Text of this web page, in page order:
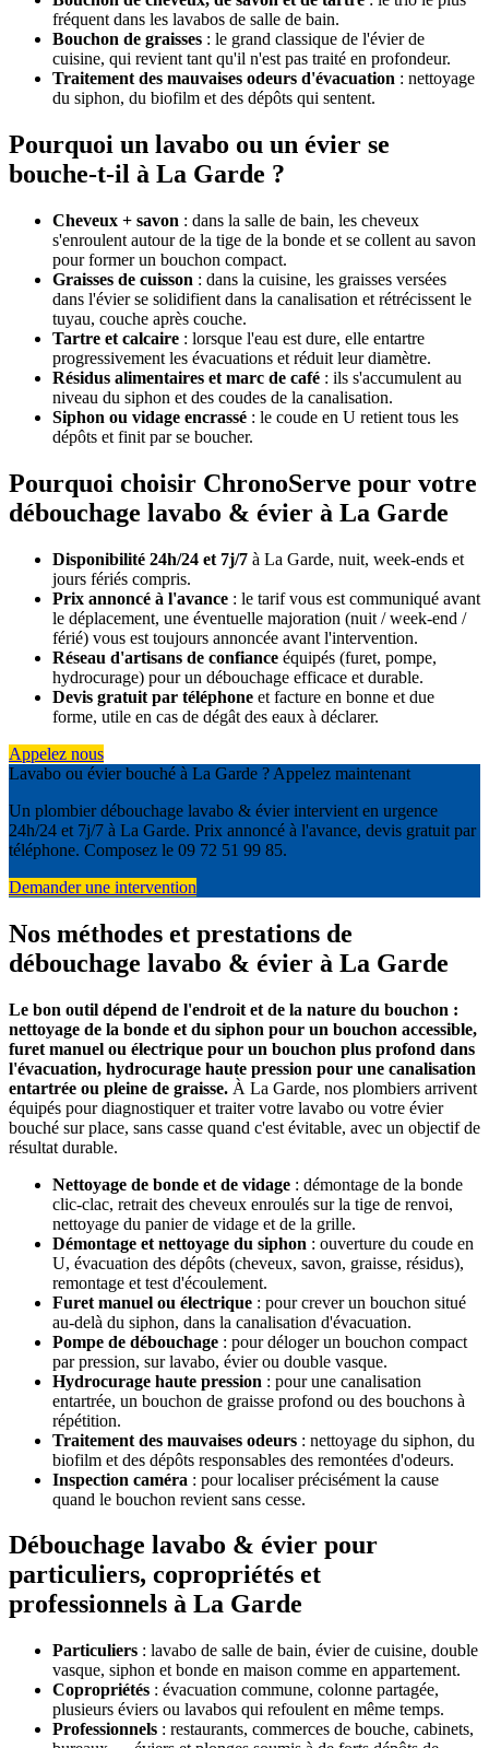
fréquent dans les lavabos de salle de bain.
Bouchon de graisses : le grand classique de l'évier de
cuisine, qui revient tant qu'il n'est pas traité en profondeur.
Traitement des mauvaises odeurs d'évacuation : nettoyage
du siphon, du biofilm et des dépôts qui sentent.
Pourquoi un lavabo ou un évier se
bouche-t-il à La Garde ?
Cheveux + savon : dans la salle de bain, les cheveux
s'enroulent autour de la tige de la bonde et se collent au savon
pour former un bouchon compact.
Graisses de cuisson : dans la cuisine, les graisses versées
dans l'évier se solidifient dans la canalisation et rétrécissent le
tuyau, couche après couche.
Tartre et calcaire : lorsque l'eau est dure, elle entartre
progressivement les évacuations et réduit leur diamètre.
Résidus alimentaires et marc de café : ils s'accumulent au
niveau du siphon et des coudes de la canalisation.
Siphon ou vidage encrassé : le coude en U retient tous les
dépôts et finit par se boucher.
Pourquoi choisir ChronoServe pour votre
débouchage lavabo & évier à La Garde
Disponibilité 24h/24 et 7j/7 à La Garde, nuit, week-ends et
jours fériés compris.
Prix annoncé à l'avance : le tarif vous est communiqué avant
le déplacement, une éventuelle majoration (nuit / week-end /
férié) vous est toujours annoncée avant l'intervention.
Réseau d'artisans de confiance équipés (furet, pompe,
hydrocurage) pour un débouchage efficace et durable.
Devis gratuit par téléphone et facture en bonne et due
forme, utile en cas de dégât des eaux à déclarer.
Appelez nous
Lavabo ou évier bouché à La Garde ? Appelez maintenant
Un plombier débouchage lavabo & évier intervient en urgence
24h/24 et 7j/7 à La Garde. Prix annoncé à l'avance, devis gratuit par
téléphone. Composez le 09 72 51 99 85.
Demander une intervention
Nos méthodes et prestations de
débouchage lavabo & évier à La Garde
Le bon outil dépend de l'endroit et de la nature du bouchon :
nettoyage de la bonde et du siphon pour un bouchon accessible,
furet manuel ou électrique pour un bouchon plus profond dans
l'évacuation, hydrocurage haute pression pour une canalisation
entartrée ou pleine de graisse. À La Garde, nos plombiers arrivent
équipés pour diagnostiquer et traiter votre lavabo ou votre évier
bouché sur place, sans casse quand c'est évitable, avec un objectif de
résultat durable.
Nettoyage de bonde et de vidage : démontage de la bonde
clic-clac, retrait des cheveux enroulés sur la tige de renvoi,
nettoyage du panier de vidage et de la grille.
Démontage et nettoyage du siphon : ouverture du coude en
U, évacuation des dépôts (cheveux, savon, graisse, résidus),
remontage et test d'écoulement.
Furet manuel ou électrique : pour crever un bouchon situé
au-delà du siphon, dans la canalisation d'évacuation.
Pompe de débouchage : pour déloger un bouchon compact
par pression, sur lavabo, évier ou double vasque.
Hydrocurage haute pression : pour une canalisation
entartrée, un bouchon de graisse profond ou des bouchons à
répétition.
Traitement des mauvaises odeurs : nettoyage du siphon, du
biofilm et des dépôts responsables des remontées d'odeurs.
Inspection caméra : pour localiser précisément la cause
quand le bouchon revient sans cesse.
Débouchage lavabo & évier pour
particuliers, copropriétés et
professionnels à La Garde
Particuliers : lavabo de salle de bain, évier de cuisine, double
vasque, siphon et bonde en maison comme en appartement.
Copropriétés : évacuation commune, colonne partagée,
plusieurs éviers ou lavabos qui refoulent en même temps.
Professionnels : restaurants, commerces de bouche, cabinets,